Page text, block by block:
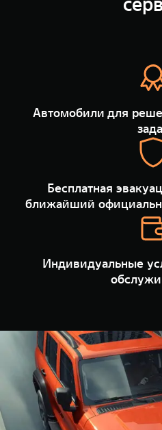
Расширяя границы комфорта
от 6 149 000 ₽
Цифровые сервисы TANK
Автомобили для
Бесплатная
ближайший
Индивидуальные